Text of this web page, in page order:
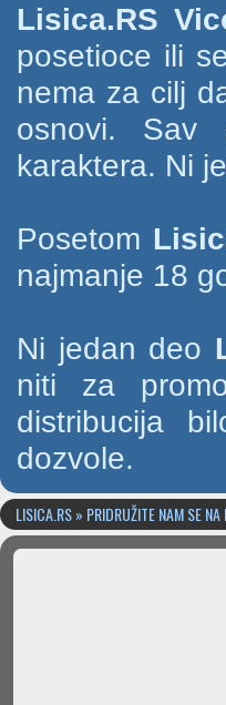
Lisica.RS
posetioce ili
nema za cilj
osnovi. Sav
karaktera. Ni
Posetom
najmanje 18
Ni jedan deo
niti za
distribucija
dozvole.
LISICA.RS » PRIDRUŽITE NAM SE NA